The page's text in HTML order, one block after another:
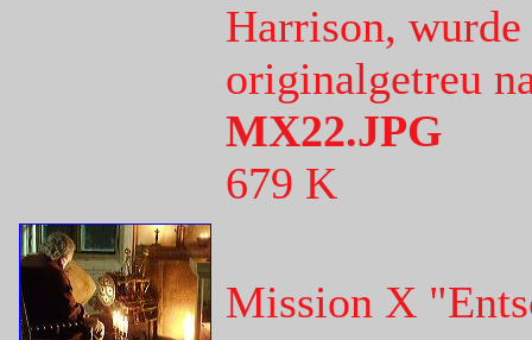
Harrison,
originalgetreu
MX22.JPG
679 K
Mission X